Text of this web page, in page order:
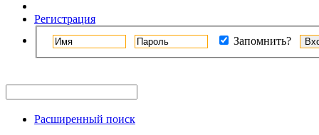
Регистрация
Запомнить?
Расширенный поиск